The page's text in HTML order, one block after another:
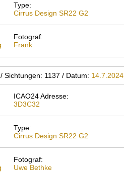
Type:
Cirrus Design SR22 G2
Fotograf:
Frank
Sichtungen: 1137 / Datum: 14.7.2024
ICAO24 Adresse:
3D3C32
Type:
Cirrus Design SR22 G2
Fotograf:
Uwe Bethke